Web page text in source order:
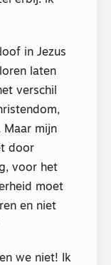
in Jezus
laten
verschil
Maar mijn
door
voor het
moet
en niet
we niet! Ik